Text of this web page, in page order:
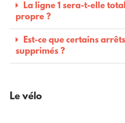
La ligne 1 sera-t-elle
propre ?
Est-ce que certains
supprimés ?
Le vélo